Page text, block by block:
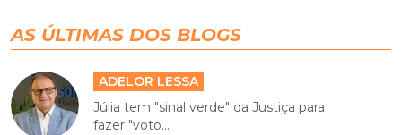
AS ÚLTIMAS DOS BLOGS
ADELOR LESSA
Júlia tem "sinal verde" da Justiça para
fazer "voto...